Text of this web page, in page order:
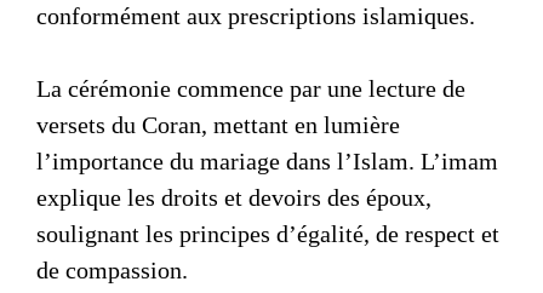
conformément aux prescriptions islamiques.
La cérémonie commence par une lecture de
versets du Coran, mettant en lumière
l’importance du mariage dans l’Islam. L’imam
explique les droits et devoirs des époux,
soulignant les principes d’égalité, de respect et
de compassion.